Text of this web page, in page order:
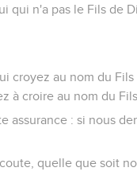
qui n'a pas le Fils de
croyez au nom du
à croire au nom du
assurance : si nous
quelle que soit